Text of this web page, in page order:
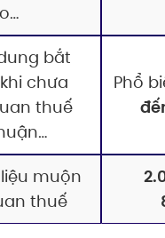
bắt
chưa
thuế
Phổ
muộn
thuế